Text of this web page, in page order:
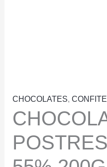
CHOCOLATES,